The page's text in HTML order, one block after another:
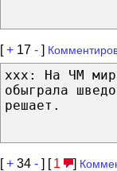
[+ 17 - ]
ххх: На ЧМ
обыграла
решает.
[+ 34 - ] [ 1 ]